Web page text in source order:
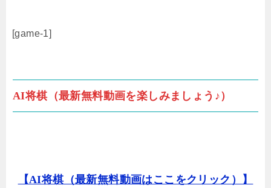
[game-1]
AI将棋（最新無料動画を楽しみましょう♪）
【AI将棋（最新無料動画はここをクリック）】